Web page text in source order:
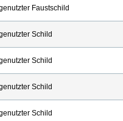
Faustschild
Schild
Schild
Schild
Schild